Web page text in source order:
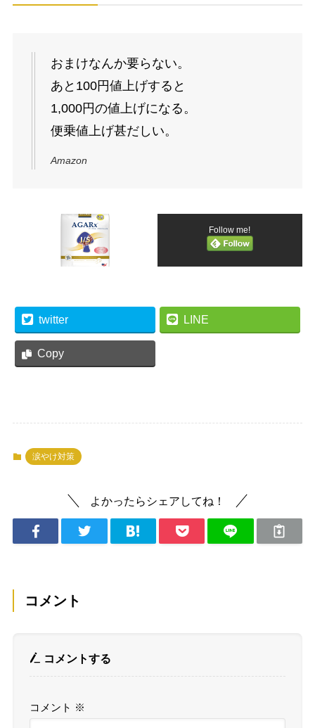
おまけなんか要らない。
あと100円値上げすると
1,000円の値上げになる。
便乗値上げ甚だしい。
Amazon
Follow me!
twitter LINE
Copy
涙やけ対策
よかったらシェアしてね！
コメント
コメントする
コメント ※